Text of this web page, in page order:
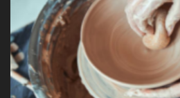
19. marts 2025